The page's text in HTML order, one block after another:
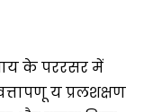
के पररसर में
य प्रलशक्षण